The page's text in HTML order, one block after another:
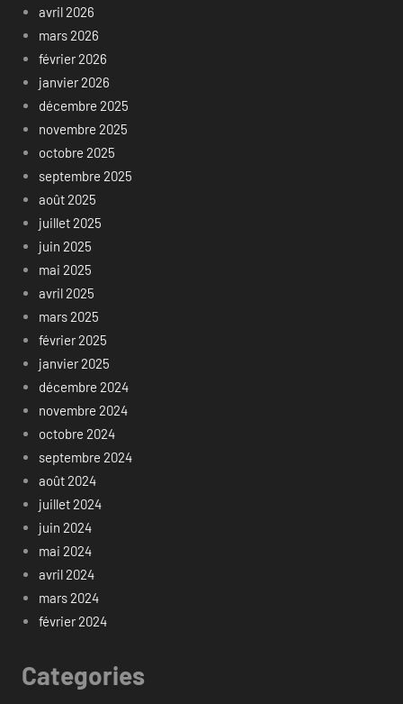
avril 2026
mars 2026
février 2026
janvier 2026
décembre 2025
novembre 2025
octobre 2025
septembre 2025
août 2025
juillet 2025
juin 2025
mai 2025
avril 2025
mars 2025
février 2025
janvier 2025
décembre 2024
novembre 2024
octobre 2024
septembre 2024
août 2024
juillet 2024
juin 2024
mai 2024
avril 2024
mars 2024
février 2024
Categories